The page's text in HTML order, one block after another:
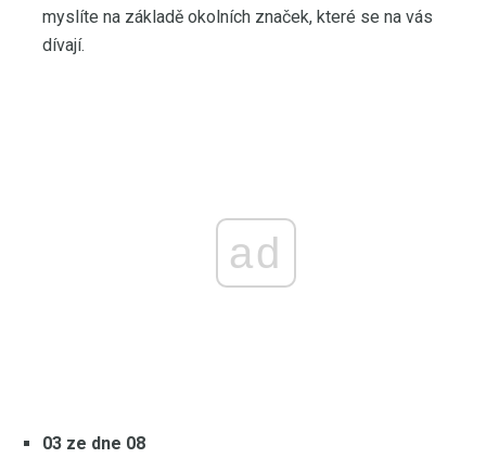
myslíte na základě okolních značek, které se na vás
dívají.
ad
03 ze dne 08